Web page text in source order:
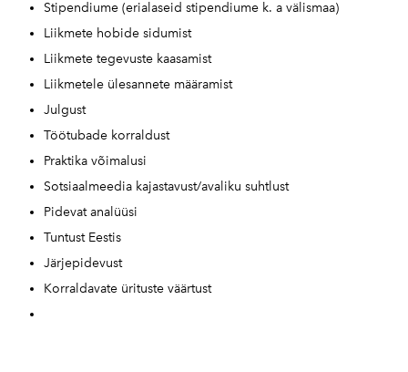
Stipendiume (erialaseid stipendiume k. a välismaa)
Liikmete hobide sidumist
Liikmete tegevuste kaasamist
Liikmetele ülesannete määramist
Julgust
Töötubade korraldust
Praktika võimalusi
Sotsiaalmeedia kajastavust/avaliku suhtlust
Pidevat analüüsi
Tuntust Eestis
Järjepidevust
Korraldavate ürituste väärtust